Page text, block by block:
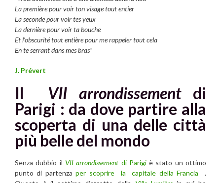
La première pour voir ton visage tout entier
La seconde pour voir tes yeux
La dernière pour voir ta bouche
Et l’obscurité tout entière pour me rappeler tout cela
En te serrant dans mes bras”
J. Prévert
Il VII arrondissementdi
Parigi : da dove partire alla
scoperta di una delle città
più belle del mondo
Senza dubbio il VII arrondissement di Parigiè stato un ottimo
punto di partenzaper scoprire la capitale della Francia .